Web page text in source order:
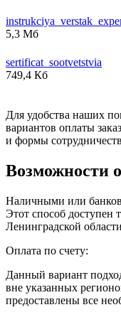
5,3 Мб
sertificat_sootvetstvia
749,4 Кб
Для удобства наших
вариантов оплаты
и формы
Возможности
Наличными или
Этот способ доступен
Ленинградской
Оплата по счету:
Данный вариант
вне указанных
предоставлены все